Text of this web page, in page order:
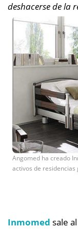
deshacerse de la
Angomed ha creado
activos de residencias
Inmomed sale